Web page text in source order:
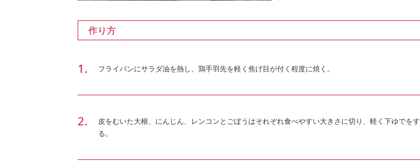
作り方
フライパンにサラダ油を熱し、鶏手羽先を軽く焦げ目が付く程度に焼く。
皮をむいた大根、にんじん、レンコンとごぼうはそれぞれ食べやすい大きさに切り、軽く下ゆでをす
る。